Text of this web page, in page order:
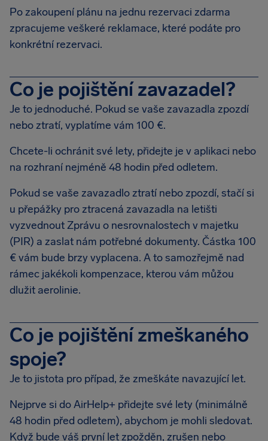
Po zakoupení plánu na jednu rezervaci zdarma
zpracujeme veškeré reklamace, které podáte pro
konkrétní rezervaci.
Co je pojištění zavazadel?
Je to jednoduché. Pokud se vaše zavazadla zpozdí
nebo ztratí, vyplatíme vám 100 €.
Chcete-li ochránit své lety, přidejte je v aplikaci nebo
na rozhraní nejméně 48 hodin před odletem.
Pokud se vaše zavazadlo ztratí nebo zpozdí, stačí si
u přepážky pro ztracená zavazadla na letišti
vyzvednout Zprávu o nesrovnalostech v majetku
(PIR) a zaslat nám potřebné dokumenty. Částka 100
€ vám bude brzy vyplacena. A to samozřejmě nad
rámec jakékoli kompenzace, kterou vám můžou
dlužit aerolinie.
Co je pojištění zmeškaného
spoje?
Je to jistota pro případ, že zmeškáte navazující let.
Nejprve si do AirHelp+ přidejte své lety (minimálně
48 hodin před odletem), abychom je mohli sledovat.
Když bude váš první let zpožděn, zrušen nebo